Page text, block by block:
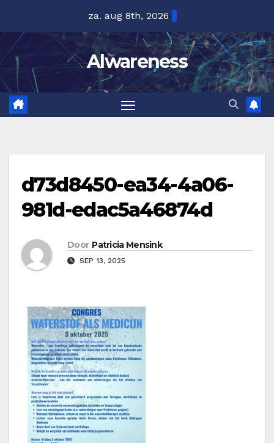
inhoud
za. aug 8th, 2026
Alwareness
d73d8450-ea34-4a06-
981d-edac5a46874d
Door Patricia Mensink
SEP 13, 2025